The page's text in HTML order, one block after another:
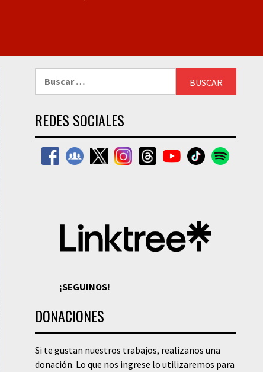
REDES SOCIALES
¡SEGUINOS!
DONACIONES
Si te gustan nuestros trabajos, realizanos una
donación. Lo que nos ingrese lo utilizaremos para